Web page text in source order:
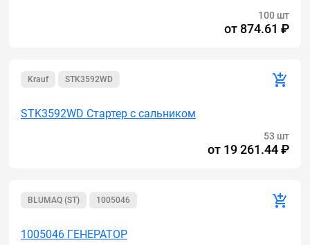
100 шт
от 874.61 ₽
Krauf STK3592WD
STK3592WD Стартер с сальником
53 шт
от 19 261.44 ₽
BLUMAQ (ST) 1005046
1005046 ГЕНЕРАТОР